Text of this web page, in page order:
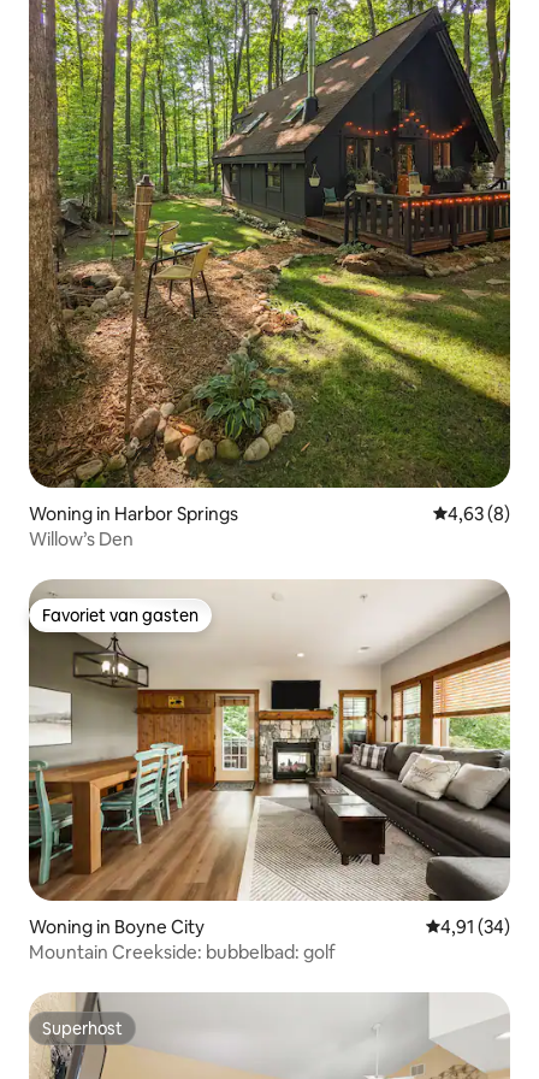
Woning in Harbor Springs Gemiddelde
4,63 (8)
Willow’s Den
Favoriet van gasten
Favoriet van gasten
Woning in Boyne City Gemiddelde
4,91 (34)
Mountain Creekside: bubbelbad: golf
Superhost
Superhost